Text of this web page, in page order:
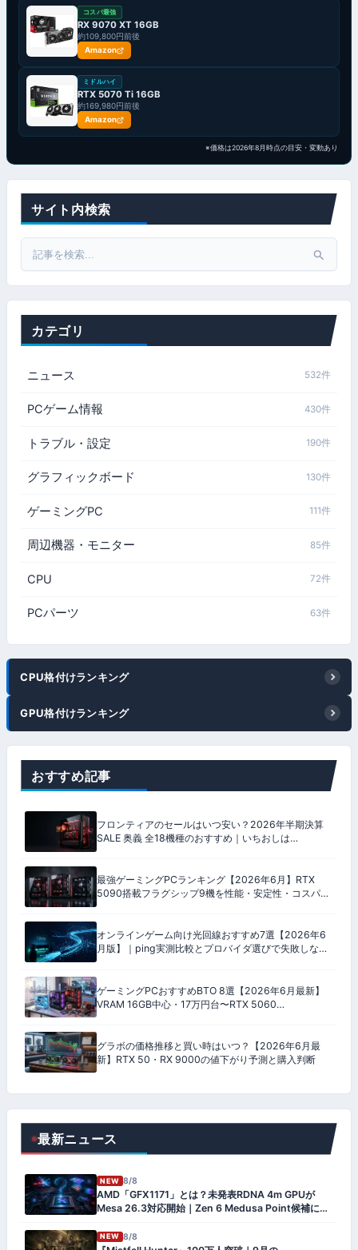
コスパ最強
RX 9070 XT 16GB
約109,800円前後
Amazon
ミドルハイ
RTX 5070 Ti 16GB
約169,980円前後
Amazon
※価格は2026年8月時点の目安・変動あり
サイト内検索
Search
for:
カテゴリ
ニュース 532件
PCゲーム情報 430件
トラブル・設定 190件
グラフィックボード 130件
ゲーミングPC 111件
周辺機器・モニター 85件
CPU 72件
PCパーツ 63件
CPU格付けランキング
GPU格付けランキング
おすすめ記事
フロンティアのセールはいつ安い？2026年半期決算
SALE 奥義 全18機種のおすすめ｜いちおしは
9800X3D ＋ RX 9070 XT
最強ゲーミングPCランキング【2026年6月】RTX
5090搭載フラグシップ9機を性能・安定性・コスパ・
保証の4軸100点で格付け
オンラインゲーム向け光回線おすすめ7選【2026年6
月版】｜ping実測比較とプロバイダ選びで失敗しない
完全ガイド
ゲーミングPCおすすめBTO 8選【2026年6月最新】
VRAM 16GB中心・17万円台〜RTX 5060
Ti/5070/5080搭載モデル
グラボの価格推移と買い時はいつ？【2026年6月最
新】RTX 50・RX 9000の値下がり予測と購入判断
最新ニュース
NEW 8/8
AMD「GFX1171」とは？未発表RDNA 4m GPUが
Mesa 26.3対応開始｜Zen 6 Medusa Point候補に浮
NEW 8/8